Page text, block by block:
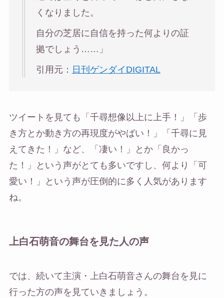
くなりました。
自分の芝居に自信を持った何よりの証
拠でしょう……」
引用元： 日刊ゲンダイDIGITAL
ツイートを見ても「千尋想像以上に上手！」「歩
き方とか動き方の再現度がやばい！」「千尋に見
えてきた！」など、「凄い！」とか「良かっ
た！」という声がとても多いですし、何より「可
愛い！」という声が圧倒的に多く人気があります
ね。
上白石萌音の舞台を見た人の声
では、続いて主演・上白石萌音さんの舞台を見に
行った方の声を見ていきましょう。